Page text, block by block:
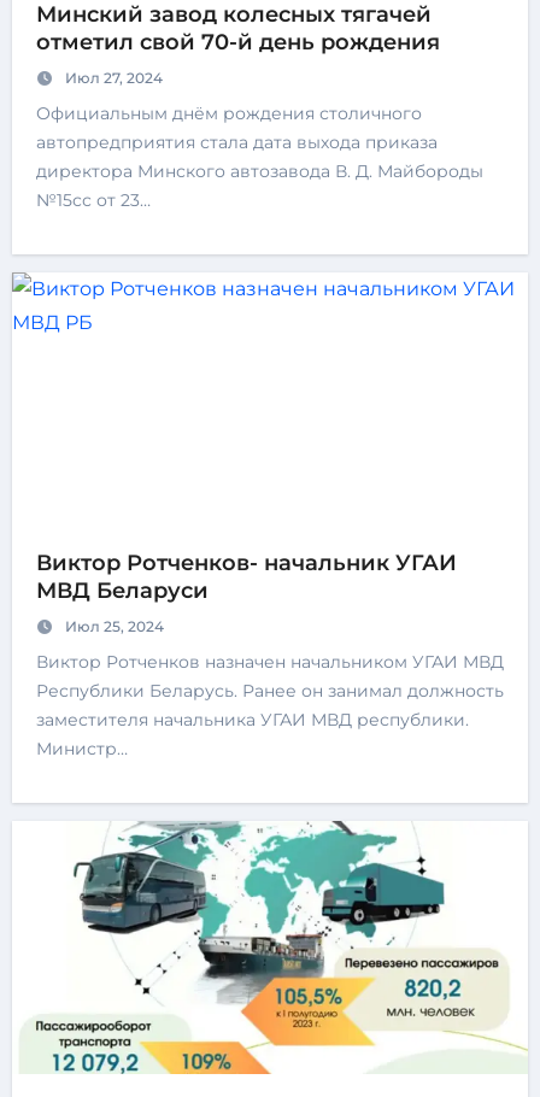
Минский завод колесных тягачей
отметил свой 70-й день рождения
Июл 27, 2024
Официальным днём рождения столичного
автопредприятия стала дата выхода приказа
директора Минского автозавода В. Д. Майбороды
№15сс от 23…
Виктор Ротченков- начальник УГАИ
МВД Беларуси
Июл 25, 2024
Виктор Ротченков назначен начальником УГАИ МВД
Республики Беларусь. Ранее он занимал должность
заместителя начальника УГАИ МВД республики.
Министр…